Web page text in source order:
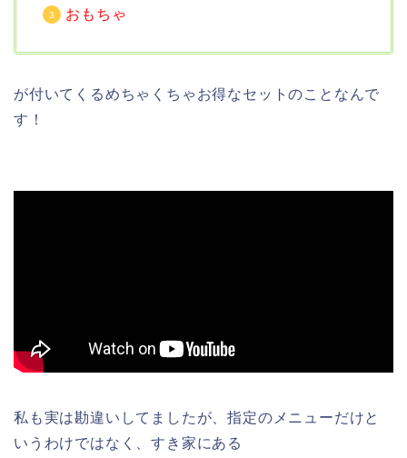
おもちゃ
が付いてくるめちゃくちゃお得なセットのことなんで
す！
私も実は勘違いしてましたが、指定のメニューだけと
いうわけではなく、すき家にある